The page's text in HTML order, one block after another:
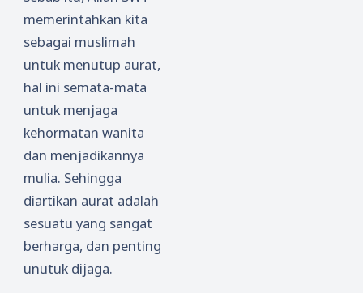
memerintahkan kita
sebagai muslimah
untuk menutup aurat,
hal ini semata-mata
untuk menjaga
kehormatan wanita
dan menjadikannya
mulia. Sehingga
diartikan aurat adalah
sesuatu yang sangat
berharga, dan penting
unutuk dijaga.